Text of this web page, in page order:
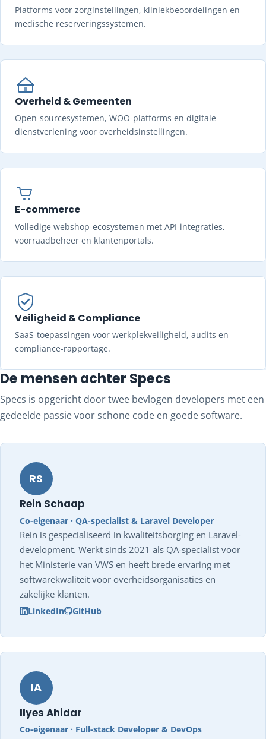
Platforms voor zorginstellingen, kliniekbeoordelingen en
medische reserveringssystemen.
Overheid & Gemeenten
Open-sourcesystemen, WOO-platforms en digitale
dienstverlening voor overheidsinstellingen.
E-commerce
Volledige webshop-ecosystemen met API-integraties,
voorraadbeheer en klantenportals.
Veiligheid & Compliance
SaaS-toepassingen voor werkplekveiligheid, audits en
compliance-rapportage.
De mensen achter Specs
Specs is opgericht door twee bevlogen developers met een
gedeelde passie voor schone code en goede software.
RS
Rein Schaap
Co-eigenaar · QA-specialist & Laravel Developer
Rein is gespecialiseerd in kwaliteitsborging en Laravel-
development. Werkt sinds 2021 als QA-specialist voor
het Ministerie van VWS en heeft brede ervaring met
softwarekwaliteit voor overheidsorganisaties en
zakelijke klanten.
LinkedIn GitHub
IA
Ilyes Ahidar
Co-eigenaar · Full-stack Developer & DevOps